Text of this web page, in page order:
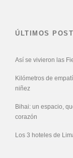
ÚLTIMOS POST
Así se vivieron las
Kilómetros de
niñez
Bihai: un espacio,
corazón
Los 3 hoteles de